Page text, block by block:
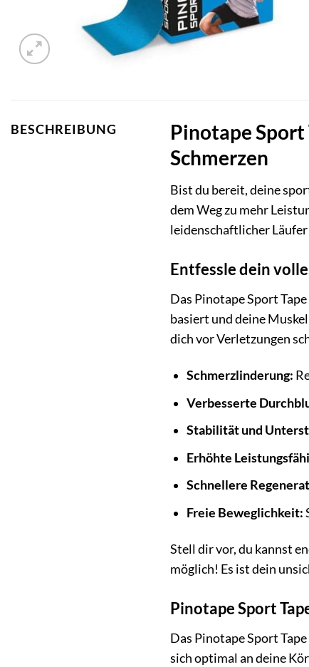
BESCHREIBUNG
Pinotape Sport
Schmerzen
Bist du bereit, deine
dem Weg zu mehr
leidenschaftlicher
Entfessle dein
Das Pinotape Sport
basiert und deine
dich vor Verletzungen
Schmerzlinderung:
Verbesserte
Stabilität und
Erhöhte
Schnellere
Freie Beweglichkeit:
Stell dir vor, du kannst
möglich! Es ist dein
Pinotape Sport
Das Pinotape Sport
sich optimal an deine